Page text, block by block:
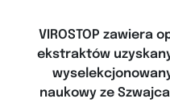
VIROSTOP zawiera
ekstraktów
naukowy ze